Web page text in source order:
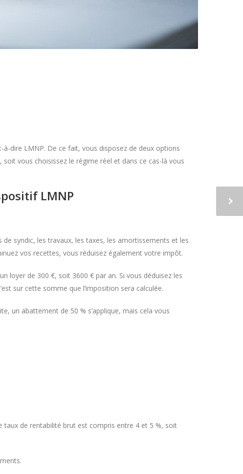
dire LMNP. De ce fait, vous disposez de deux options
vous choisissez le régime réel et dans ce cas-là vous
LMNP
syndic, les travaux, les taxes, les amortissements et les
vos recettes, vous réduisez également votre impôt.
loyer de 300 €, soit 3600 € par an. Si vous déduisez les
sur cette somme que l’imposition sera calculée.
un abattement de 50 % s’applique, mais cela vous
taux de rentabilité brut est compris entre 4 et 5 %, soit